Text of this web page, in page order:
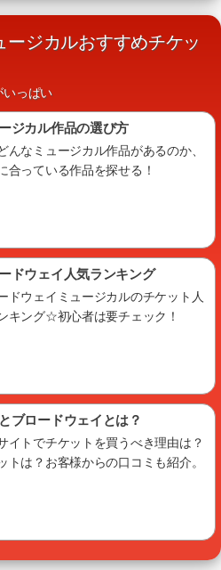
ージカルおすすめチケッ
いっぱい
ジカル作品の選び方
んなミュージカル作品があるのか、
合っている作品を探せる！
ドウェイ人気ランキング
ドウェイミュージカルのチケット人
キング☆初心者は要チェック！
ブロードウェイとは？
イトでチケットを買うべき理由は？
トは？お客様からの口コミも紹介。